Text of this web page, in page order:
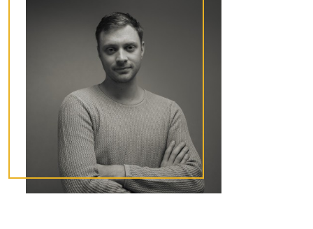
Jonas
Video- en fotograaf